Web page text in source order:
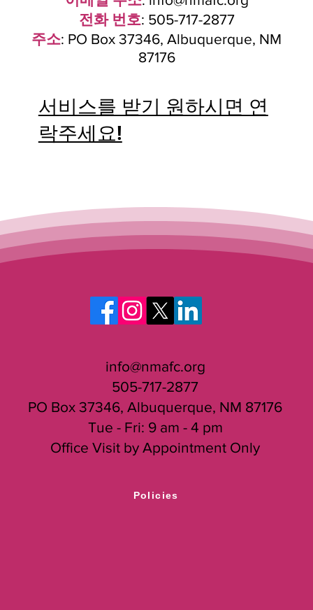
전화 번호: 505-717-2877
주소: PO Box 37346, Albuquerque, NM
87176
서비스를 받기 원하시면 연
락주세요!
info@nmafc.org
505-717-2877
PO Box 37346, Albuquerque, NM 87176
Tue - Fri: 9 am - 4 pm
Office Visit by Appointment Only
Policies